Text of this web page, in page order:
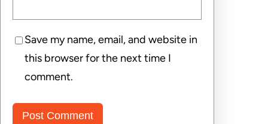
Save my name, email, and website in
this browser for the next time I
comment.